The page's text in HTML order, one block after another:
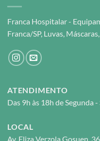
Franca Hospitalar -
Franca/SP, Luvas,
ATENDIMENTO
Das 9h às 18h de Segunda -
LOCAL
Av. Eliza Verzola Gosuen,